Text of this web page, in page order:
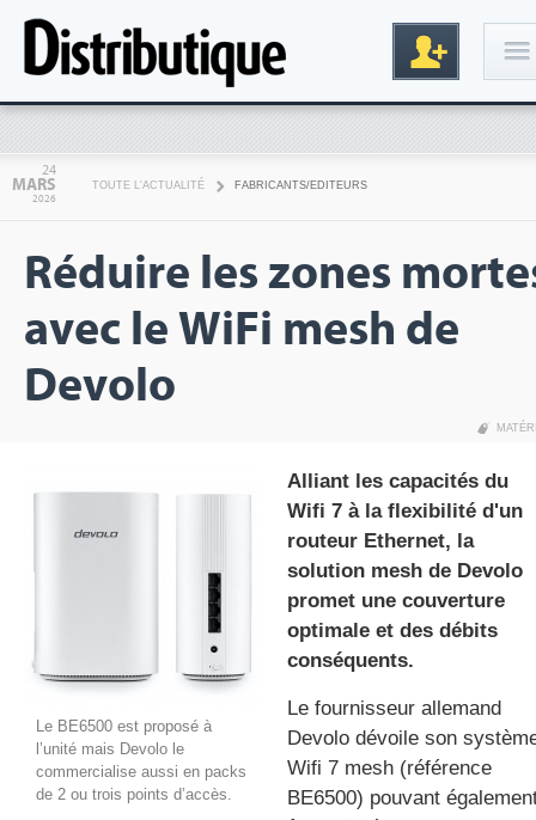
gratuite
24
MARS
2026
TOUTE L'ACTUALITÉ FABRICANTS/EDITEURS
Réduire les zones
avec le WiFi mesh de
Devolo
Le BE6500 est proposé à
l’unité mais Devolo le
commercialise aussi en packs
de 2 ou trois points d’accès.
Alliant les capacités du
Wifi 7 à la flexibilité d'un
routeur Ethernet, la
solution mesh de Devolo
promet une couverture
optimale et des débits
conséquents.
Le fournisseur allemand
Devolo dévoile son
Wifi 7 mesh (référence
BE6500) pouvant